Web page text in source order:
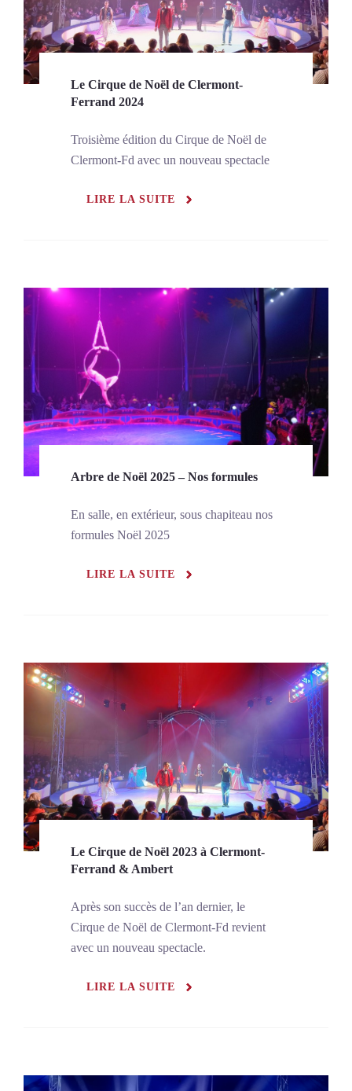
Le Cirque de Noël de Clermont-
Ferrand 2024
Troisième édition du Cirque de Noël de
Clermont-Fd avec un nouveau spectacle
LIRE LA SUITE
Arbre de Noël 2025 – Nos formules
En salle, en extérieur, sous chapiteau nos
formules Noël 2025
LIRE LA SUITE
Le Cirque de Noël 2023 à Clermont-
Ferrand & Ambert
Après son succès de l’an dernier, le
Cirque de Noël de Clermont-Fd revient
avec un nouveau spectacle.
LIRE LA SUITE